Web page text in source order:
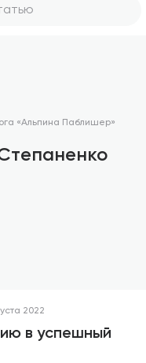
«Альпина Паблишер»
2022
в успешный